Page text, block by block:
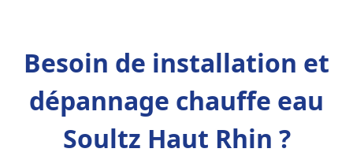
Besoin de installation et
dépannage chauffe eau
Soultz Haut Rhin ?